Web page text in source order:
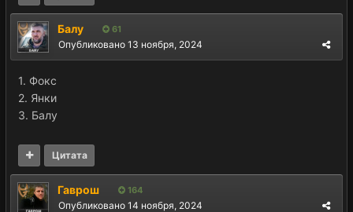
Балу 61
Опубликовано 13 ноября, 2024
1. Фокс
2. Янки
3. Балу
Цитата
Гаврош 164
Опубликовано 14 ноября, 2024